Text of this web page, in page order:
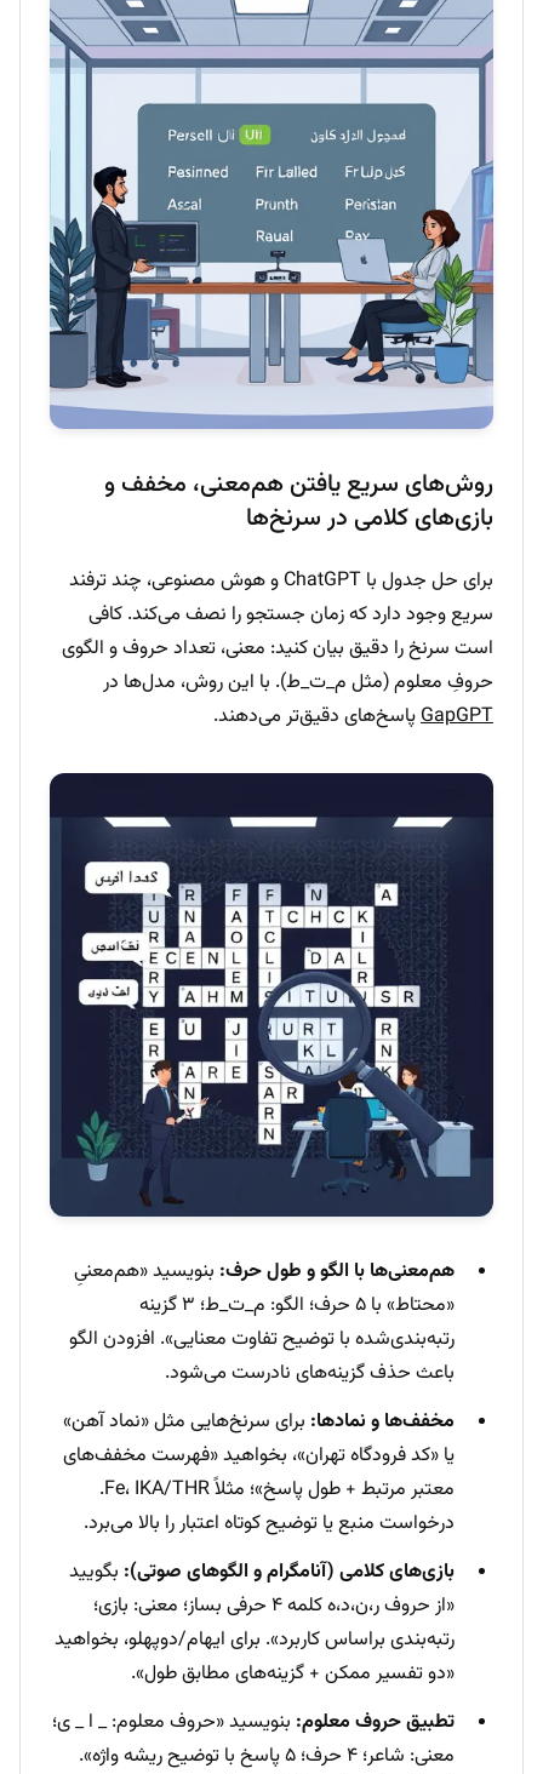
روش‌های سریع یافتن هم‌معنی، مخفف و
بازی‌های کلامی در سرنخ‌ها
برای حل جدول با ChatGPT و هوش مصنوعی، چند ترفند
سریع وجود دارد که زمان جستجو را نصف می‌کند. کافی
است سرنخ را دقیق بیان کنید: معنی، تعداد حروف و الگوی
حروفِ معلوم (مثل م_ت_ط). با این روش، مدل‌ها در
GapGPTپاسخ‌های دقیق‌تر می‌دهند.
هم‌معنی‌ها با الگو و طول حرف: بنویسید «هم‌معنیِ
«محتاط» با ۵ حرف؛ الگو: م_ت_ط؛ ۳ گزینه
رتبه‌بندی‌شده با توضیح تفاوت معنایی». افزودن الگو
باعث حذف گزینه‌های نادرست می‌شود.
مخفف‌ها و نمادها: برای سرنخ‌هایی مثل «نماد آهن»
یا «کد فرودگاه تهران»، بخواهید «فهرست مخفف‌های
معتبر مرتبط + طول پاسخ»؛ مثلاً Fe، IKA/THR.
درخواست منبع یا توضیح کوتاه اعتبار را بالا می‌برد.
بازی‌های کلامی (آنامگرام و الگوهای صوتی): بگویید
«از حروف ر،ن،د،ه کلمه ۴ حرفی بساز؛ معنی: بازی؛
رتبه‌بندی براساس کاربرد». برای ایهام/دوپهلو، بخواهید
«دو تفسیر ممکن + گزینه‌های مطابق طول».
تطبیق حروف معلوم: بنویسید «حروف معلوم: _ ا _ ی؛
معنی: شاعر؛ ۴ حرف؛ ۵ پاسخ با توضیح ریشه واژه».